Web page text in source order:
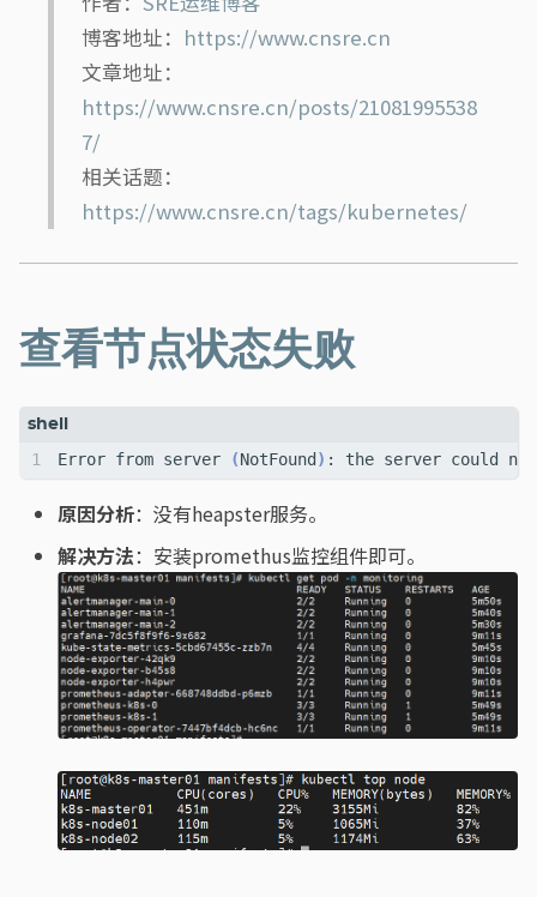
博客地址： https://www.cnsre.cn
文章地址：
https://www.cnsre.cn/posts/21081995538
7/
相关话题：
https://www.cnsre.cn/tags/kubernetes/
查看节点状态失败
Error from server (NotFound ) : the server could
原因分析：没有heapster服务。
解决方法：安装promethus监控组件即可。